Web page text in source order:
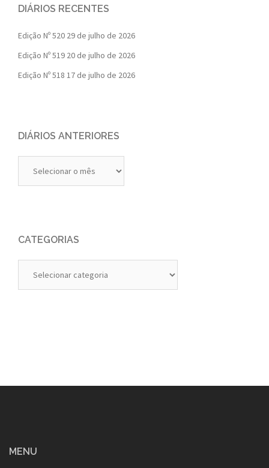
DIÁRIOS RECENTES
Edição Nº 520 29 de julho de 2026
Edição Nº 519 20 de julho de 2026
Edição Nº 518 17 de julho de 2026
DIÁRIOS ANTERIORES
Anteriores
CATEGORIAS
MENU